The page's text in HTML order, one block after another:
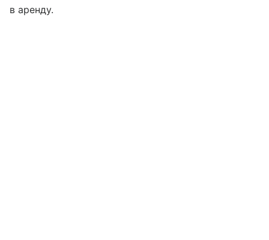
в аренду.